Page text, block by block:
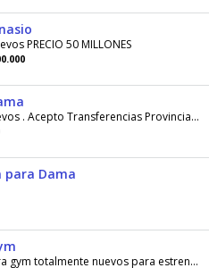
PRECIO 50 MILLONES
Poco uso, como nuevos . Acepto Transferencias Provincial Mercantil y Bod
para Dama
totalmente nuevos para estrenar por horita solo tengo de